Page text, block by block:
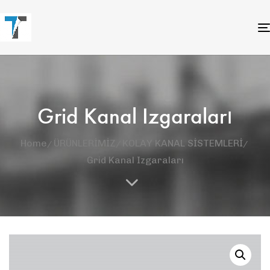
Grid Kanal Izgaraları
Home ÜRÜNLERİMİZ
KOLAY KANAL SİSTEMLERİ
Grid Kanal Izgaraları